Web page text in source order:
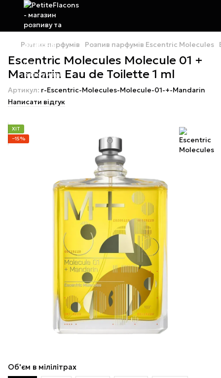
Розпив парфумів Розпив парфумів Escentric Molecules
Escentric Molecules Molecule 01 +
Mandarin Eau de Toilette 1 ml
Артикул: r-Escentric-Molecules-Molecule-01-+-Mandarin
Написати відгук
ХІТ
−15%
Об'єм в мілілітрах